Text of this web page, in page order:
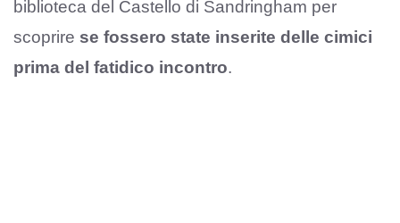
biblioteca del Castello di Sandringham per
scoprire se fossero state inserite delle cimici
prima del fatidico incontro.